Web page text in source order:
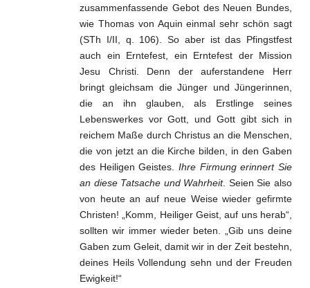
zusammenfassende Gebot des Neuen Bundes,
wie Thomas von Aquin einmal sehr schön sagt
(STh I/II, q. 106). So aber ist das Pfingstfest
auch ein Erntefest, ein Erntefest der Mission
Jesu Christi. Denn der auferstandene Herr
bringt gleichsam die Jünger und Jüngerinnen,
die an ihn glauben, als Erstlinge seines
Lebenswerkes vor Gott, und Gott gibt sich in
reichem Maße durch Christus an die Menschen,
die von jetzt an die Kirche bilden, in den Gaben
des Heiligen Geistes.
Ihre Firmung erinnert Sie
an diese Tatsache und Wahrheit. Seien Sie also
von heute an auf neue Weise wieder gefirmte
Christen! „Komm, Heiliger Geist, auf uns herab“,
sollten wir immer wieder beten. „Gib uns deine
Gaben zum Geleit, damit wir in der Zeit bestehn,
deines Heils Vollendung sehn und der Freuden
Ewigkeit!“